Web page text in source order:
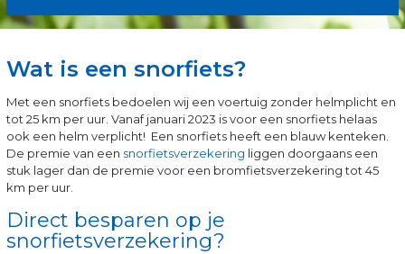
Wat is een snorfiets?
Met een snorfiets bedoelen wij een voertuig zonder helmplicht en
tot 25 km per uur. Vanaf januari 2023 is voor een snorfiets helaas
ook een helm verplicht! Een snorfiets heeft een blauw kenteken.
De premie van een snorfietsverzekering liggen doorgaans een
stuk lager dan de premie voor een bromfietsverzekering tot 45
km per uur.
Direct besparen op je
snorfietsverzekering?